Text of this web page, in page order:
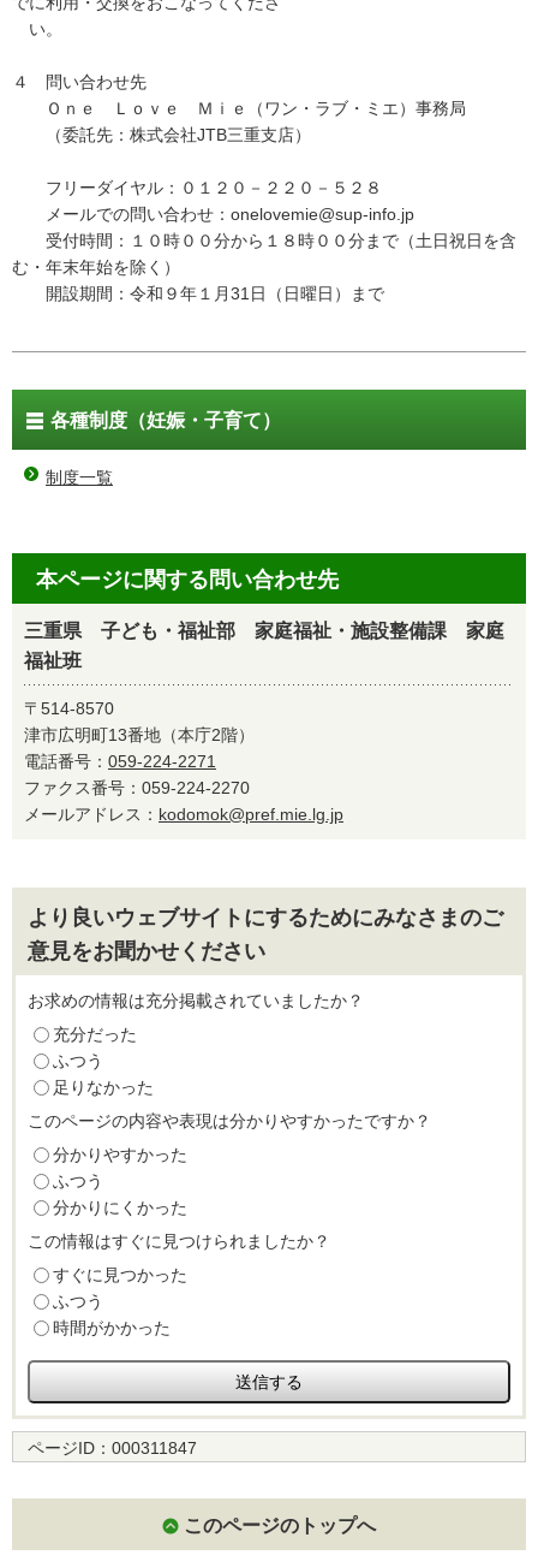
い。
４ 問い合わせ先
Ｏｎｅ Ｌｏｖｅ Ｍｉｅ（ワン・ラブ・ミエ）事務局
（委託先：株式会社JTB三重支店）
フリーダイヤル：０１２０－２２０－５２８
メールでの問い合わせ：onelovemie@sup-info.jp
受付時間：１０時００分から１８時００分まで（土日祝日を含
む・年末年始を除く）
開設期間：令和９年１月31日（日曜日）まで
各種制度（妊娠・子育て）
制度一覧
本ページに関する問い合わせ先
三重県 子ども・福祉部 家庭福祉・施設整備課 家庭
福祉班
〒514-8570
津市広明町13番地（本庁2階）
電話番号： 059-224-2271
ファクス番号：059-224-2270
メールアドレス： kodomok@pref.mie.lg.jp
より良いウェブサイトにするためにみなさまのご
意見をお聞かせください
お求めの情報は充分掲載されていましたか？
充分だった
ふつう
足りなかった
このページの内容や表現は分かりやすかったですか？
分かりやすかった
ふつう
分かりにくかった
この情報はすぐに見つけられましたか？
すぐに見つかった
ふつう
時間がかかった
ページID： 000311847
このページのトップへ